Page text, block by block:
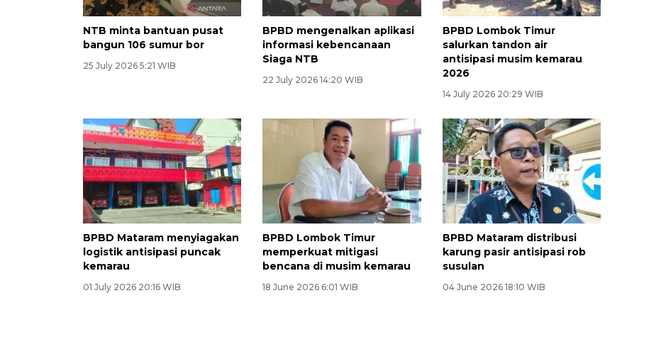
NTB minta bantuan pusat
bangun 106 sumur bor
25 July 2026 5:21 WIB
BPBD mengenalkan aplikasi
informasi kebencanaan
Siaga NTB
22 July 2026 14:20 WIB
BPBD Lombok Timur
salurkan tandon air
antisipasi musim kemarau
2026
14 July 2026 20:29 WIB
BPBD Mataram menyiagakan
logistik antisipasi puncak
kemarau
01 July 2026 20:16 WIB
BPBD Lombok Timur
memperkuat mitigasi
bencana di musim kemarau
18 June 2026 6:01 WIB
BPBD Mataram distribusi
karung pasir antisipasi rob
susulan
04 June 2026 18:10 WIB